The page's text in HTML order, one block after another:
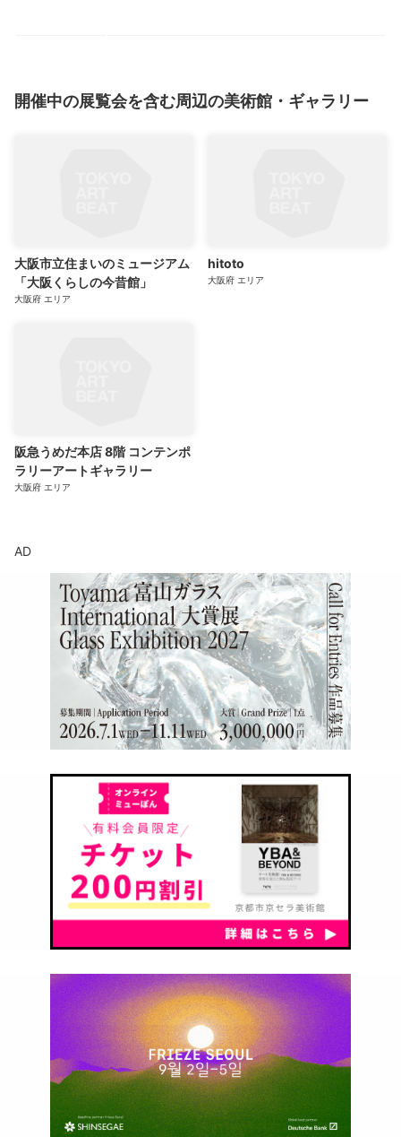
開催中の展覧会を含む周辺の美術館・ギャラリー
大阪市立住まいのミュージアム
「大阪くらしの今昔館」
大阪府 エリア
hitoto
大阪府 エリア
阪急うめだ本店 8階 コンテンポ
ラリーアートギャラリー
大阪府 エリア
AD